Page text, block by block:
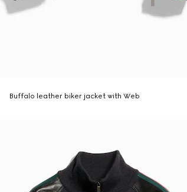
Buffalo leather biker jacket with Web